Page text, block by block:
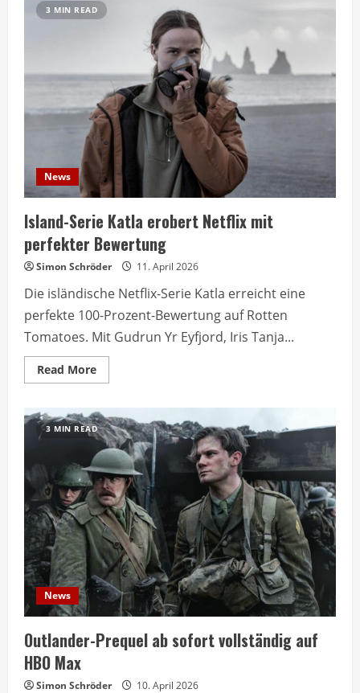
3
startet
3 MIN READ
News
Island-Serie Katla erobert Netflix mit
perfekter Bewertung
Simon Schröder 11. April 2026
Die isländische Netflix-Serie Katla erreicht eine
perfekte 100-Prozent-Bewertung auf Rotten
Tomatoes. Mit Gudrun Yr Eyfjord, Iris Tanja...
Read MoreRead
more
Serie
Katla
erobert
Netflix
mit
perfekter
Bewertung
3 MIN READ
News
Outlander-Prequel ab sofort vollständig auf
HBO Max
Simon Schröder 10. April 2026